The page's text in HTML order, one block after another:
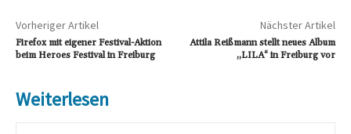
Vorheriger Artikel
Firefox mit eigener Festival-Aktion
beim Heroes Festival in Freiburg
Nächster Artikel
Attila Reißmann stellt neues Album
„LILA“ in Freiburg vor
Weiterlesen